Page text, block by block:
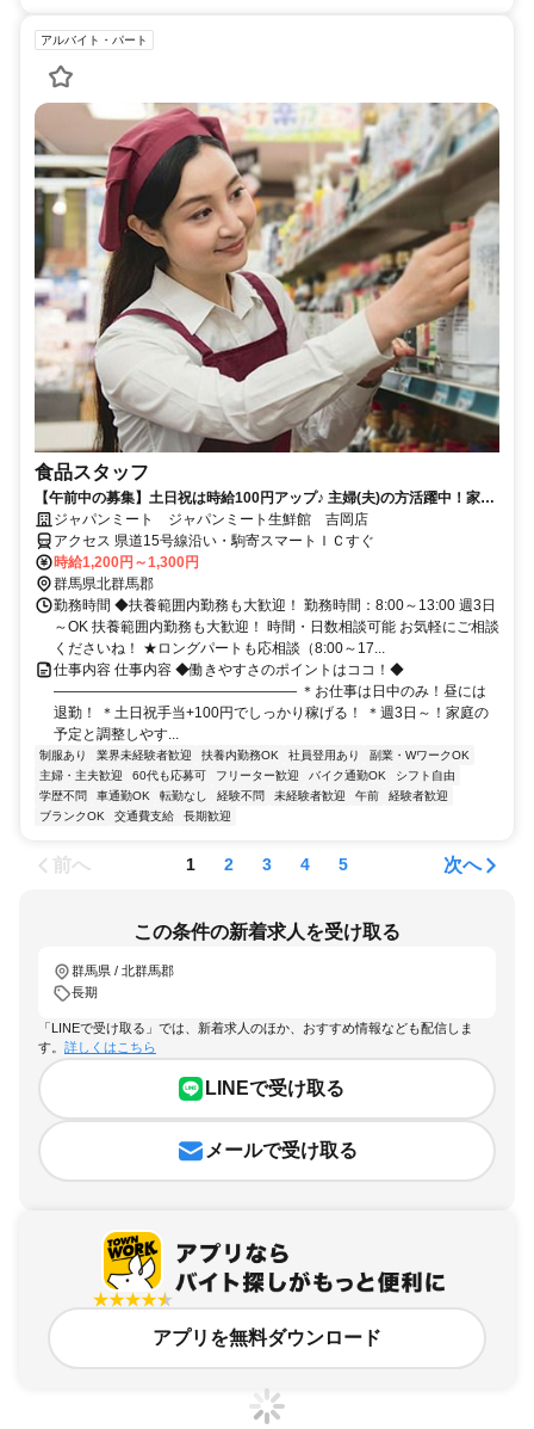
アルバイト・パート
食品スタッフ
【午前中の募集】土日祝は時給100円アップ♪ 主婦(夫)の方活躍中！家庭
優先で働ける柔軟シフト！★ロングパートも応相談
ジャパンミート ジャパンミート生鮮館 吉岡店
アクセス 県道15号線沿い・駒寄スマートＩＣすぐ
時給1,200円～1,300円
群馬県北群馬郡
勤務時間 ◆扶養範囲内勤務も大歓迎！ 勤務時間：8:00～13:00 週3日
～OK 扶養範囲内勤務も大歓迎！ 時間・日数相談可能 お気軽にご相談
くださいね！ ★ロングパートも応相談（8:00～17...
仕事内容 仕事内容 ◆働きやすさのポイントはココ！◆
――――――――――――――――― ＊お仕事は日中のみ！昼には
退勤！ ＊土日祝手当+100円でしっかり稼げる！ ＊週3日～！家庭の
予定と調整しやす...
制服あり 業界未経験者歓迎 扶養内勤務OK 社員登用あり
副業・WワークOK
主婦・主夫歓迎
60代も応募可 フリーター歓迎 バイク通勤OK
シフト自由
学歴不問
車通勤OK 転勤なし 経験不問 未経験者歓迎 午前
経験者歓迎
ブランクOK
交通費支給 長期歓迎
前へ 1 2 3 4 5 次へ
この条件の新着求人を受け取る
群馬県 / 北群馬郡
長期
「LINEで受け取る」では、新着求人のほか、おすすめ情報なども配信しま
す。 詳しくはこちら
LINEで受け取る
メールで受け取る
アプリを無料ダウンロード